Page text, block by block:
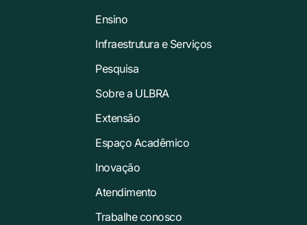
Ensino
Infraestrutura e Serviços
Pesquisa
Sobre a ULBRA
Extensão
Espaço Acadêmico
Inovação
Atendimento
Trabalhe conosco